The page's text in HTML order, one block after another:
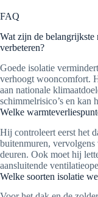
FAQ
Wat zijn de belangrijkste
verbeteren?
Goede isolatie
verhoogt wooncomfort.
aan nationale
schimmelrisico’s en kan
Welke
Hij controleert eerst het
buitenmuren, vervolgens
deuren. Ook moet hij
aansluitende
Welke soorten isolatie